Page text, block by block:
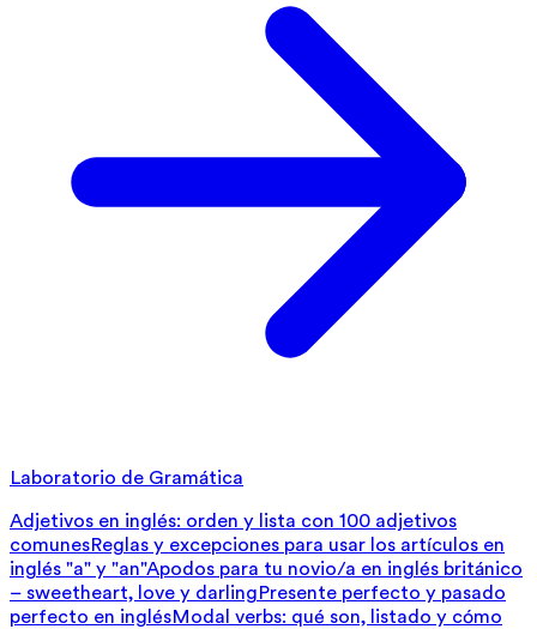
Laboratorio de Gramática
Adjetivos en inglés: orden y lista con 100 adjetivos
comunesReglas y excepciones para usar los artículos en
inglés "a" y "an"Apodos para tu novio/a en inglés británico
– sweetheart, love y darlingPresente perfecto y pasado
perfecto en inglésModal verbs: qué son, listado y cómo